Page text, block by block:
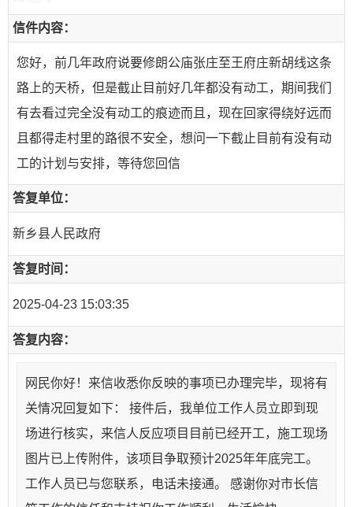
信件内容：
您好，前几年政府说要修朗公庙张庄至王府庄新胡线这条
路上的天桥，但是截止目前好几年都没有动工，期间我们
有去看过完全没有动工的痕迹而且，现在回家得绕好远而
且都得走村里的路很不安全，想问一下截止目前有没有动
工的计划与安排，等待您回信
答复单位：
新乡县人民政府
答复时间：
2025-04-23 15:03:35
答复内容：
网民你好！来信收悉你反映的事项已办理完毕，现将有
关情况回复如下： 接件后，我单位工作人员立即到现
场进行核实，来信人反应项目目前已经开工，施工现场
图片已上传附件，该项目争取预计2025年年底完工。
工作人员已与您联系，电话未接通。 感谢你对市长信